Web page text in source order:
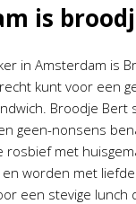
is
in Amsterdam is
kunt voor een
Broodje Bert
geen-nonsens
rosbief met
en worden met
een stevige lunch